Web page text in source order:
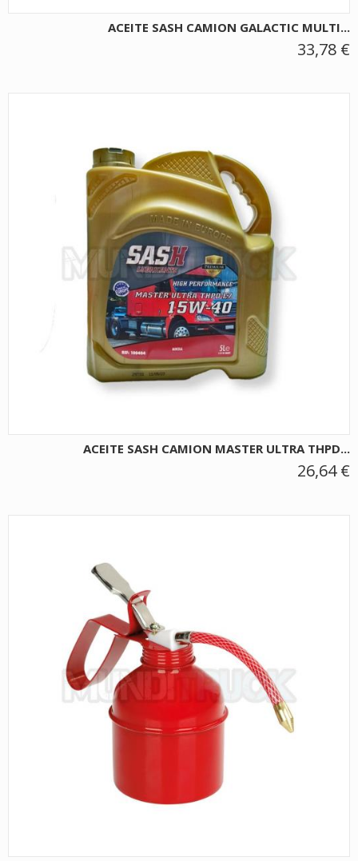
ACEITE SASH CAMION GALACTIC MULTI...
33,78 €
ACEITE SASH CAMION MASTER ULTRA THPD...
26,64 €